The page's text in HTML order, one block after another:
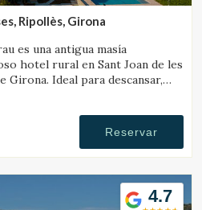
Ripollès, Girona
es una antigua masía
hotel rural en Sant Joan de les
Girona. Ideal para descansar,
Reservar
4.7